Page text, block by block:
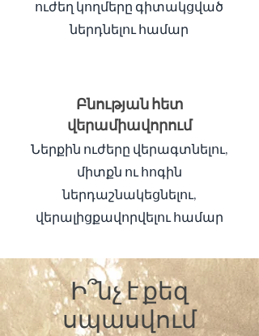
ուժեղ կողմերը գիտակցված
ներդնելու համար
Բնության հետ
վերամիավորում
Ներքին ուժերը վերագտնելու,
միտքն ու հոգին
ներդաշնակեցնելու,
վերալիցքավորվելու համար
Ի՞նչ է քեզ
սպասվում